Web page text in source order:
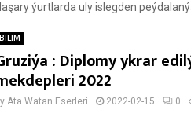
ýurtlarda uly islegden
BILIM
: Diplomy ykrar
2022
Ata Watan Eserleri 2022-02-15 0